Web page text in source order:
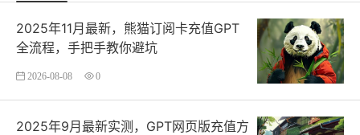
2025年11月最新，熊猫订阅卡充值GPT
全流程，手把手教你避坑
2026-08-08 0
2025年9月最新实测，GPT网页版充值方